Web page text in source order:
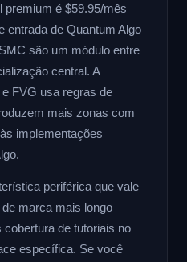
é $59.95/mês
de Quantum Algo
são um módulo entre
central. A
FVG usa regras de
mais zonas com
implementações
periférica que vale
marca mais longo
de tutoriais no
específica. Se você